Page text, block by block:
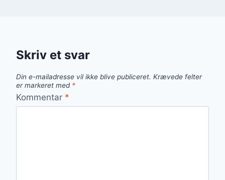
Skriv et svar
Din e-mailadresse vil ikke blive publiceret. Krævede felter
er markeret med *
Kommentar *